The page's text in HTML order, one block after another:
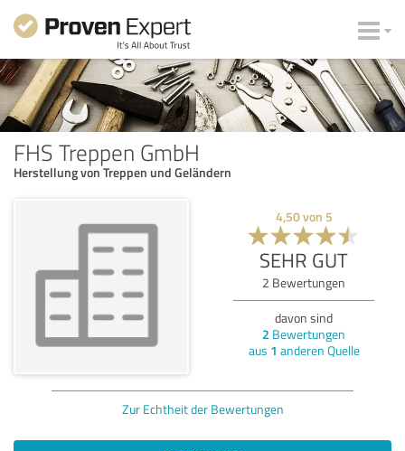
FHS Treppen GmbH
Herstellung von Treppen und Geländern
4,50von 5
SEHR GUT
2 Bewertungen
davon sind
2 Bewertungen
aus 1 anderen Quelle
Zur Echtheit der Bewertungen